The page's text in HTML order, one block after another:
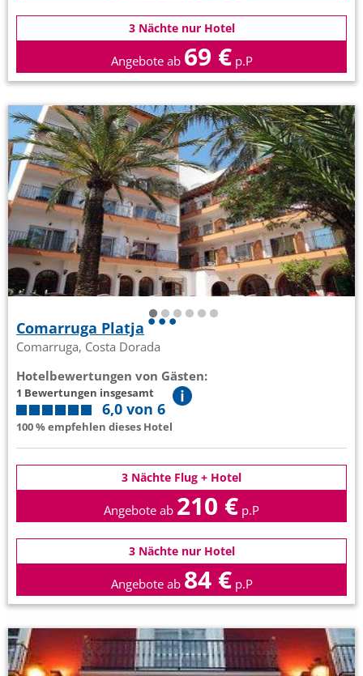
3 Nächte nur Hotel
Angebote ab 69 € p.P
Comarruga Platja
Comarruga, Costa Dorada
Hotelbewertungen von Gästen:
1 Bewertungen insgesamt
6,0 von 6
100 % empfehlen dieses Hotel
3 Nächte Flug + Hotel
Angebote ab 210 € p.P
3 Nächte nur Hotel
Angebote ab 84 € p.P